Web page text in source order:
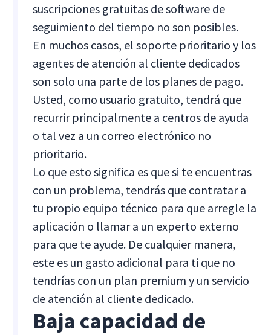
suscripciones gratuitas de software de
seguimiento del tiempo no son posibles.
En muchos casos, el soporte prioritario y los
agentes de atención al cliente dedicados
son solo una parte de los planes de pago.
Usted, como usuario gratuito, tendrá que
recurrir principalmente a centros de ayuda
o tal vez a un correo electrónico no
prioritario.
Lo que esto significa es que si te encuentras
con un problema, tendrás que contratar a
tu propio equipo técnico para que arregle la
aplicación o llamar a un experto externo
para que te ayude. De cualquier manera,
este es un gasto adicional para ti que no
tendrías con un plan premium y un servicio
de atención al cliente dedicado.
Baja capacidad de